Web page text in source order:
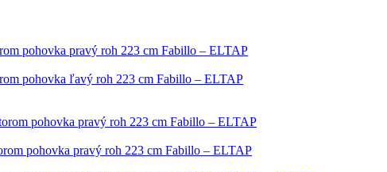
pohovka pravý roh 223 cm Fabillo – ELTAP
pohovka ľavý roh 223 cm Fabillo – ELTAP
pohovka pravý roh 223 cm Fabillo – ELTAP
pohovka pravý roh 223 cm Fabillo – ELTAP